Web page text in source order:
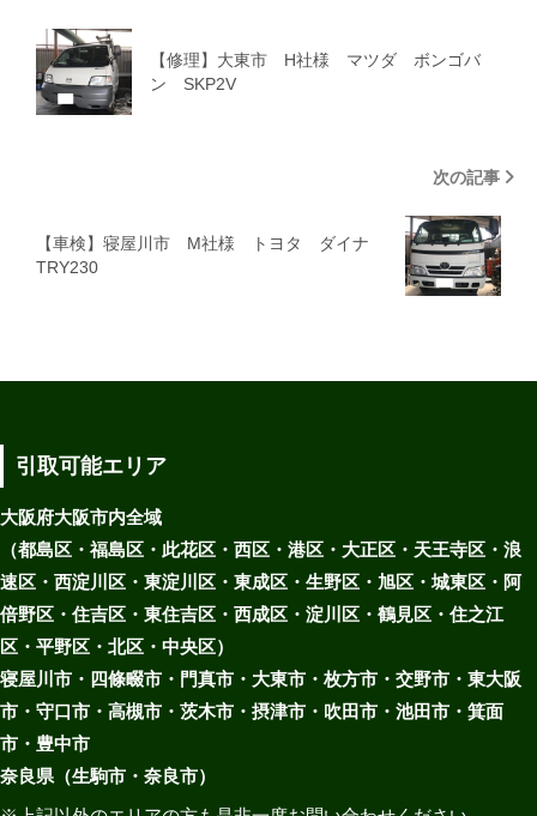
【修理】大東市 H社様 マツダ ボンゴバ
ン SKP2V
次の記事
【車検】寝屋川市 M社様 トヨタ ダイナ
TRY230
引取可能エリア
大阪府大阪市内全域
（都島区・福島区・此花区・西区・港区・大正区・天王寺区・浪
速区・西淀川区・東淀川区・東成区・生野区・旭区・城東区・阿
倍野区・住吉区・東住吉区・西成区・淀川区・鶴見区・住之江
区・平野区・北区・中央区）
寝屋川市・四條畷市・門真市・大東市・枚方市・交野市・東大阪
市・守口市・高槻市・茨木市・摂津市・吹田市・池田市・箕面
市・豊中市
奈良県（生駒市・奈良市）